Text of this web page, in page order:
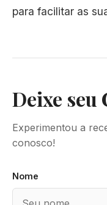
para facilitar as
Deixe
Experimentou a
conosco!
Nome